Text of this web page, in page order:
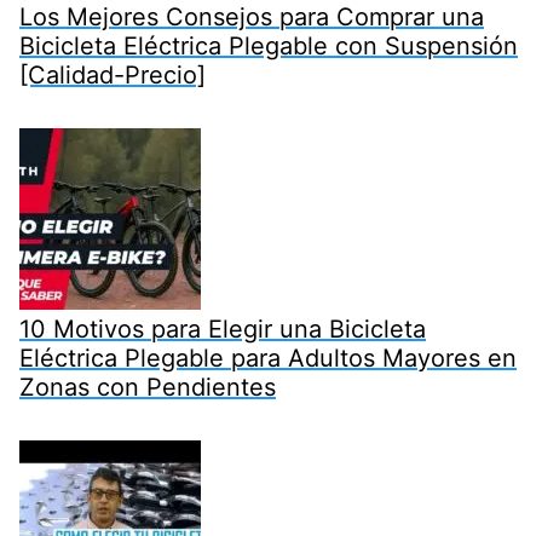
Los Mejores Consejos para Comprar una
Bicicleta Eléctrica Plegable con Suspensión
[Calidad-Precio]
10 Motivos para Elegir una Bicicleta
Eléctrica Plegable para Adultos Mayores en
Zonas con Pendientes